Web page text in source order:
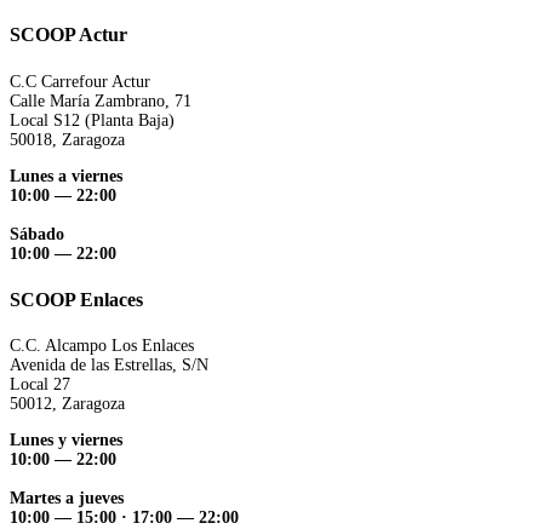
SCOOP Actur
C.C Carrefour Actur
Calle María Zambrano, 71
Local S12 (Planta Baja)
50018, Zaragoza
Lunes a viernes
10:00 — 22:00
Sábado
10:00 — 22:00
SCOOP Enlaces
C.C. Alcampo Los Enlaces
Avenida de las Estrellas, S/N
Local 27
50012, Zaragoza
Lunes y viernes
10:00 — 22:00
Martes a jueves
10:00 — 15:00 · 17:00 — 22:00